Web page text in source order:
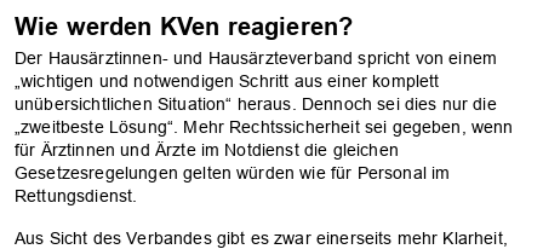
Wie werden KVen reagieren?
Der Hausärztinnen- und Hausärzteverband spricht von einem
„wichtigen und notwendigen Schritt aus einer komplett
unübersichtlichen Situation“ heraus. Dennoch sei dies nur die
„zweitbeste Lösung“. Mehr Rechtssicherheit sei gegeben, wenn
für Ärztinnen und Ärzte im Notdienst die gleichen
Gesetzesregelungen gelten würden wie für Personal im
Rettungsdienst.
Aus Sicht des Verbandes gibt es zwar einerseits mehr Klarheit,